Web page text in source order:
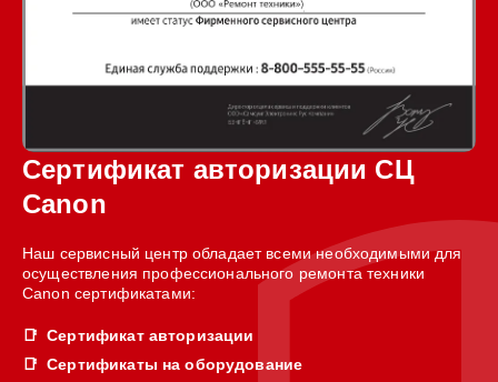
Сертификат авторизации СЦ
Canon
Наш сервисный центр обладает всеми необходимыми для
осуществления профессионального ремонта техники
Canon сертификатами:
Сертификат авторизации
Сертификаты на оборудование